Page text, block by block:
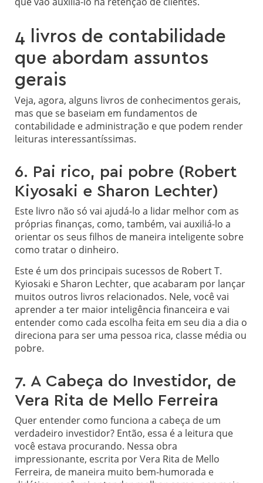
4 livros de contabilidade
que abordam assuntos
gerais
Veja, agora, alguns livros de conhecimentos gerais,
mas que se baseiam em fundamentos de
contabilidade e administração e que podem render
leituras interessantíssimas.
6. Pai rico, pai pobre (Robert
Kiyosaki e Sharon Lechter)
Este livro não só vai ajudá-lo a lidar melhor com as
próprias finanças, como, também, vai auxiliá-lo a
orientar os seus filhos de maneira inteligente sobre
como tratar o dinheiro.
Este é um dos principais sucessos de Robert T.
Kyiosaki e Sharon Lechter, que acabaram por lançar
muitos outros livros relacionados. Nele, você vai
aprender a ter maior inteligência financeira e vai
entender como cada escolha feita em seu dia a dia o
direciona para ser uma pessoa rica, classe média ou
pobre.
7. A Cabeça do Investidor, de
Vera Rita de Mello Ferreira
Quer entender como funciona a cabeça de um
verdadeiro investidor? Então, essa é a leitura que
você estava procurando. Nessa obra
impressionante, escrita por Vera Rita de Mello
Ferreira, de maneira muito bem-humorada e